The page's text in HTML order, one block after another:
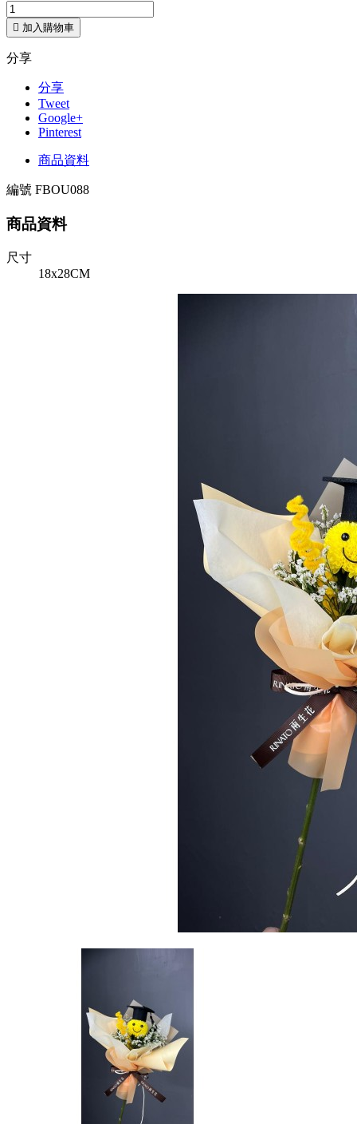
 加入購物車
分享
分享
Tweet
Google+
Pinterest
商品資料
編號 FBOU088
商品資料
尺寸
18x28CM